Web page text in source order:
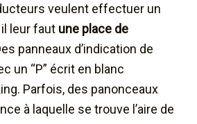
veulent effectuer un
leur faut une place de
panneaux d’indication de
un “P” écrit en blanc
Parfois, des panonceaux
à laquelle se trouve l’aire de